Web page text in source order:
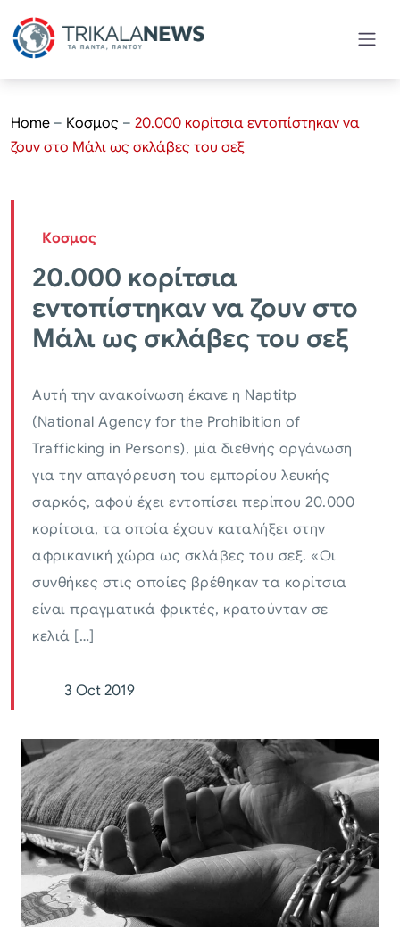
Home – Κοσμος – 20.000 κορίτσια εντοπίστηκαν να
ζουν στο Μάλι ως σκλάβες του σεξ
Κοσμος
20.000 κορίτσια
εντοπίστηκαν να ζουν στο
Μάλι ως σκλάβες του σεξ
Αυτή την ανακοίνωση έκανε η Naptitp
(National Agency for the Prohibition of
Trafficking in Persons), μία διεθνής οργάνωση
για την απαγόρευση του εμπορίου λευκής
σαρκός, αφού έχει εντοπίσει περίπου 20.000
κορίτσια, τα οποία έχουν καταλήξει στην
αφρικανική χώρα ως σκλάβες του σεξ. «Οι
συνθήκες στις οποίες βρέθηκαν τα κορίτσια
είναι πραγματικά φρικτές, κρατούνταν σε
κελιά […]
3 Oct 2019